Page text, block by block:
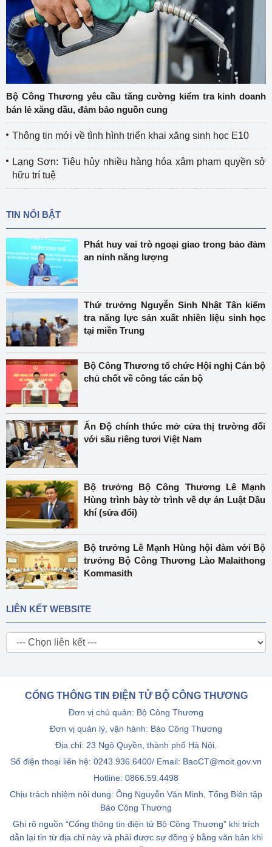
Bộ Công Thương yêu cầu tăng cường kiểm tra kinh doanh
bán lẻ xăng dầu, đảm bảo nguồn cung
Thông tin mới về tình hình triển khai xăng sinh học E10
Lạng Sơn: Tiêu hủy nhiều hàng hóa xâm phạm quyền sở
hữu trí tuệ
TIN NỔI BẬT
Phát huy vai trò ngoại giao trong bảo đảm
an ninh năng lượng
Thứ trưởng Nguyễn Sinh Nhật Tân kiểm
tra năng lực sản xuất nhiên liệu sinh học
tại miền Trung
Bộ Công Thương tổ chức Hội nghị Cán bộ
chủ chốt về công tác cán bộ
Ấn Độ chính thức mở cửa thị trường đối
với sầu riêng tươi Việt Nam
Bộ trưởng Bộ Công Thương Lê Mạnh
Hùng trình bày tờ trình về dự án Luật Dầu
khí (sửa đổi)
Bộ trưởng Lê Mạnh Hùng hội đàm với Bộ
trưởng Bộ Công Thương Lào Malaithong
Kommasith
LIÊN KẾT WEBSITE
CỔNG THÔNG TIN ĐIỆN TỬ BỘ CÔNG THƯƠNG
Đơn vị chủ quản: Bộ Công Thương
Đơn vị quản lý, vận hành: Báo Công Thương
Địa chỉ: 23 Ngô Quyền, thành phố Hà Nội.
Số điện thoại liên hệ: 0243.936.6400/ Email: BaoCT@moit.gov.vn
Hotline: 0866.59.4498
Chịu trách nhiệm nội dung: Ông Nguyễn Văn Minh, Tổng Biên tập
Báo Công Thương
Ghi rõ nguồn “Cổng thông tin điện tử Bộ Công Thương” khi trích
dẫn lại tin từ địa chỉ này và phải được sự đồng ý bằng văn bản khi